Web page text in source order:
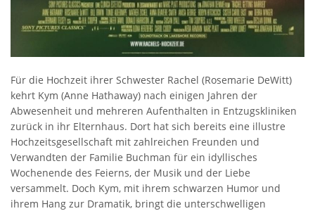
Für die Hochzeit ihrer Schwester Rachel (Rosemarie DeWitt)
kehrt Kym (Anne Hathaway) nach einigen Jahren der
Abwesenheit und mehreren Aufenthalten in Entzugskliniken
zurück in ihr Elternhaus. Dort hat sich bereits eine illustre
Hochzeitsgesellschaft mit zahlreichen Freunden und
Verwandten der Familie Buchman für ein idyllisches
Wochenende des Feierns, der Musik und der Liebe
versammelt. Doch Kym, mit ihrem schwarzen Humor und
ihrem Hang zur Dramatik, bringt die unterschwelligen